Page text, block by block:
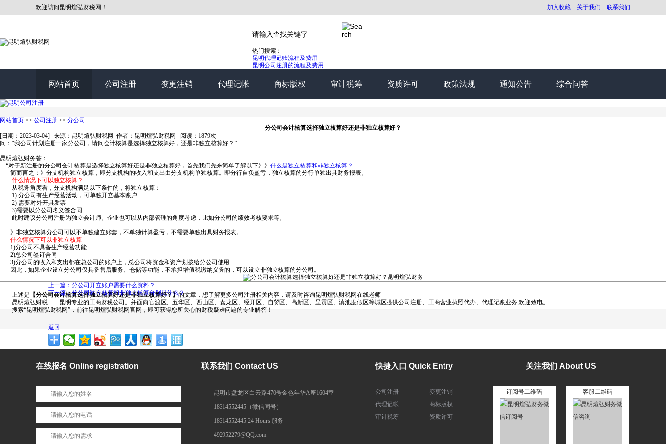
欢迎访问昆明煊弘财税网！ 加入收藏 关于我们 联系我们
热门搜索：
昆明代理记账流程及费用
昆明公司注册的流程及费用
网站首页 公司注册 变更注销 代理记帐 商标版权 审计税筹 资质许可 政策法规 通知公告 综合问答
网站首页 >> 公司注册 >> 分公司
分公司会计核算选择独立核算好还是非独立核算好？
[日期：2023-03-04] 来源：昆明煊弘财税网 作者：昆明煊弘财税网 阅读：1879次
问：“我公司计划注册一家分公司，请问会计核算是选择独立核算好，还是非独立核算好？”
昆明煊弘财务答：
“对于新注册的分公司会计核算是选择独立核算好还是非独立核算好，首先我们先来简单了解以下》》 什么是独立核算和非独立核算？
简而言之：》分支机构独立核算，即分支机构的收入和支出由分支机构单独核算。即分行自负盈亏，独立核算的分行单独出具财务报表。
什么情况下可以独立核算？
从税务角度看，分支机构满足以下条件的，将独立核算：
1) 分公司有生产经营活动，可单独开立基本账户
2) 需要对外开具发票
3)需要以分公司名义签合同
此时建议分公司注册为独立会计师。企业也可以从内部管理的角度考虑，比如分公司的绩效考核要求等。
》非独立核算分公司可以不单独建立账套，不单独计算盈亏，不需要单独出具财务报表。
什么情况下可以非独立核算
1)分公司不具备生产经营功能
2)总公司签订合同
3)分公司的收入和支出都在总公司的账户上，总公司将资金和资产划拨给分公司使用
因此，如果企业设立分公司仅具备售后服务、仓储等功能，不承担增值税缴纳义务的，可以设立非独立核算的分公司。
上述是 【分公司会计核算选择独立核算好还是非独立核算好？】的文章，想了解更多公司注册相关内容，请及时咨询昆明煊弘财税网在线老师
昆明煊弘财税——昆明专业的工商财税公司。并面向官渡区、五华区、西山区、盘龙区、经开区、自贸区、高新区、呈贡区、滇池度假区等城区提供公司注册、工商营业执照代办、代理记账业务,欢迎致电。
搜索“昆明煊弘财税网”，前往昆明煊弘财税网官网，即可获得您所关心的财税疑难问题的专业解答！
返回
上一篇：分公司开立账户需要什么资料？
下一篇：分公司独立核算和非独立核算分别是什么？
在线报名 Online registration 联系我们 Contact US
昆明市盘龙区白云路470号金色年华A座1604室
18314552445（微信同号）
18314552445 24 Hours 服务
492952279@QQ.com
快捷入口 Quick Entry
公司注册
变更注销
代理记帐
商标版权
审计税筹
资质许可
关注我们 About US
订阅号二维码 客服二维码